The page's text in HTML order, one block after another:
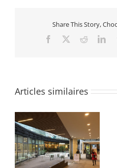
Share This Story,
Facebook Reddit
Articles similaires
Quartier des Groues